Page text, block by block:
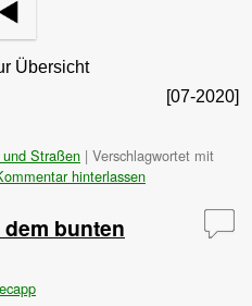
Übersicht
[07-2020]
Straßen | Verschlagwortet mit
hinterlassen
bunten